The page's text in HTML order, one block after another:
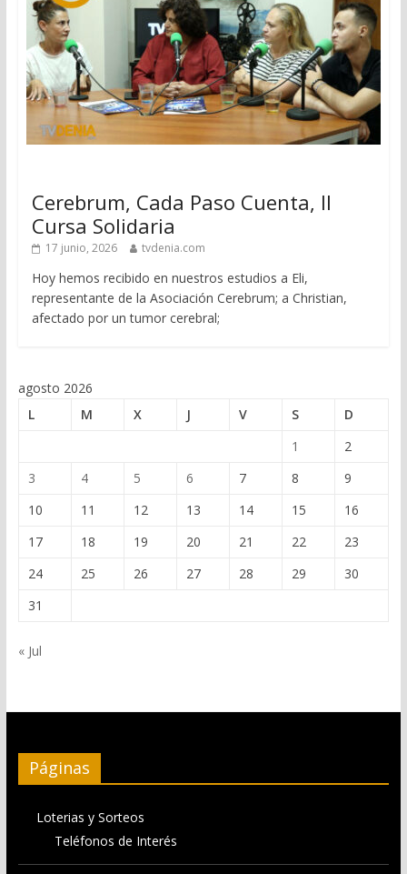
Cerebrum, Cada Paso Cuenta, II
Cursa Solidaria
17 junio, 2026 tvdenia.com
Hoy hemos recibido en nuestros estudios a Eli,
representante de la Asociación Cerebrum; a Christian,
afectado por un tumor cerebral;
agosto 2026
L
M X J V S
D
1
2
3
4 5 6 7 8
9
10
11 12 13 14 15
16
17
18 19 20 21 22
23
24
25 26 27 28 29
30
31
« Jul
Páginas
Loterias y Sorteos
Teléfonos de Interés